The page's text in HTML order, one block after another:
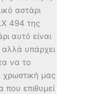
αστάρι
494 της
αυτό είναι
υπάρχει
να το
μας
επιθυμεί